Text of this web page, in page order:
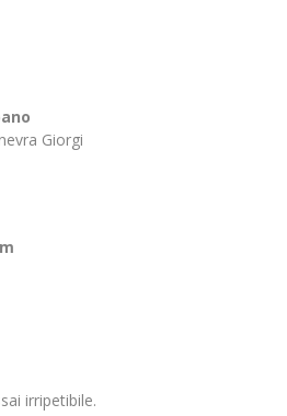
Giorgi
irripetibile.